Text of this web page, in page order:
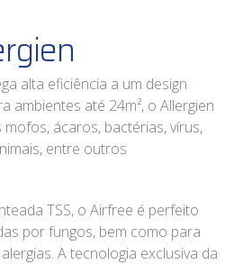
alta eficiência a um design
ambientes até 24m², o Allergien
ácaros, bactérias, vírus,
entre outros
TSS, o Airfree é perfeito
por fungos, bem como para
A tecnologia exclusiva da